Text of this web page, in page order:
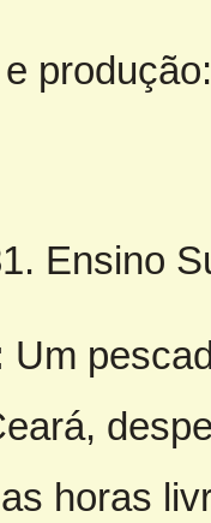
e
Ensino
Um
horas